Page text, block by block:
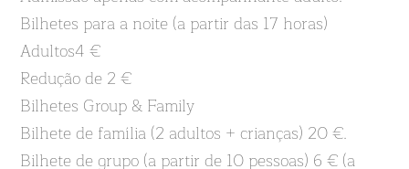
Bilhetes para a noite (a partir das 17 horas)
Adultos4 €
Redução de 2 €
Bilhetes Group & Family
Bilhete de família (2 adultos + crianças) 20 €.
Bilhete de grupo (a partir de 10 pessoas) 6 € (a